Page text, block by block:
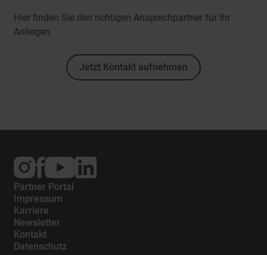
Hier finden Sie den richtigen Ansprechpartner für Ihr
Anliegen.
Jetzt Kontakt aufnehmen
Externer
Link:
Instagram
Externer
Link:
Facebook
Externer
Link:
Partner Portal
Impressum
Karriere
Newsletter
Kontakt
Datenschutz